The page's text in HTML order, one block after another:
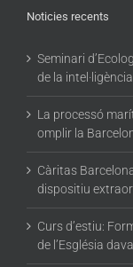
Noticies recents
Seminari
de la
La processó
omplir la
Càritas
dispositiu
Curs d’estiu:
de l’Església